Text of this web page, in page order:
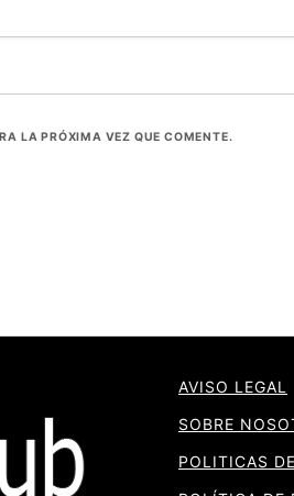
LA PRÓXIMA VEZ QUE COMENTE.
AVISO LEGAL
SOBRE
POLITICAS